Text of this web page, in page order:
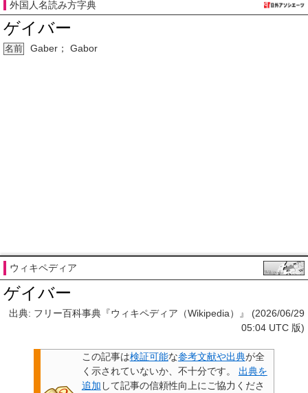
外国人名読み方字典
ゲイバー
名前 Gaber； Gabor
ウィキペディア
ゲイバー
出典: フリー百科事典『ウィキペディア（Wikipedia）』 (2026/06/29
05:04 UTC 版)
この記事は検証可能な参考文献や出典が全
く示されていないか、不十分です。
出典を
追加 して記事の信頼性向上にご協力くださ